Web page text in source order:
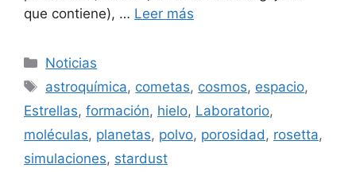
que contiene), … Leer más
Categorías
Noticias
Etiquetas
astroquímica, cometas, cosmos, espacio,
Estrellas, formación, hielo, Laboratorio,
moléculas, planetas, polvo, porosidad, rosetta,
simulaciones, stardust